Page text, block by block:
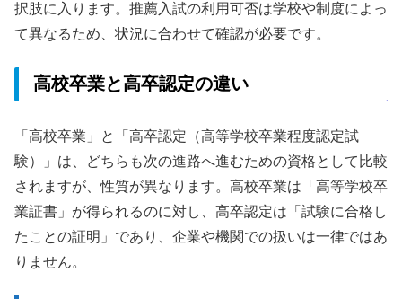
択肢に入ります。推薦入試の利用可否は学校や制度によっ
て異なるため、状況に合わせて確認が必要です。
高校卒業と高卒認定の違い
「高校卒業」と「高卒認定（高等学校卒業程度認定試
験）」は、どちらも次の進路へ進むための資格として比較
されますが、性質が異なります。高校卒業は「高等学校卒
業証書」が得られるのに対し、高卒認定は「試験に合格し
たことの証明」であり、企業や機関での扱いは一律ではあ
りません。